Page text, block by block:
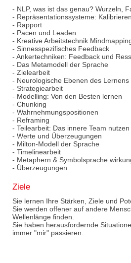
- NLP, was ist das genau? Wurzeln,
- Repräsentationssysteme:
- Rapport
- Pacen und Leaden
- Kreative Arbeitstechnik
- Sinnesspezifisches Feedback
- Ankertechniken: Feedback und
- Das Metamodell der Sprache
- Zielearbeit
- Neurologische Ebenen des Lernens
- Strategiearbeit
- Modelling: Von den Besten lernen
- Chunking
- Wahrnehmungspositionen
- Reframing
- Teilearbeit: Das innere Team nutzen
- Werte und Überzeugungen
- Milton-Modell der Sprache
- Timelinearbeit
- Metaphern & Symbolsprache
- Überzeugungen
Ziele
Sie lernen Ihre Stärken, Ziele und
Sie werden offener auf andere
Wellenlänge finden.
Sie haben herausfordernde
immer "mir" passieren.